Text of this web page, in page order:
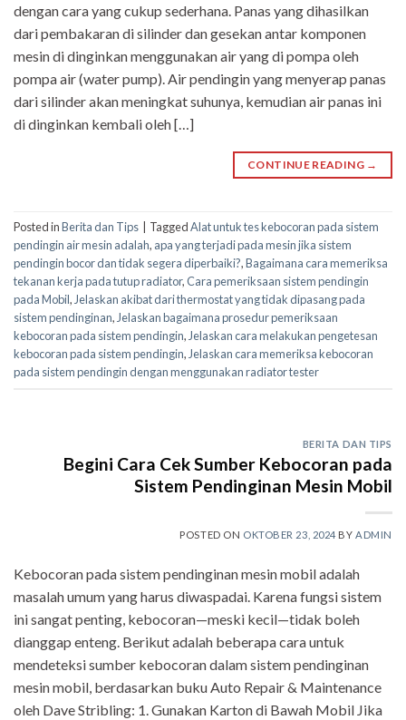
dengan cara yang cukup sederhana. Panas yang dihasilkan
dari pembakaran di silinder dan gesekan antar komponen
mesin di dinginkan menggunakan air yang di pompa oleh
pompa air (water pump). Air pendingin yang menyerap panas
dari silinder akan meningkat suhunya, kemudian air panas ini
di dinginkan kembali oleh […]
CONTINUE READING →
Posted inBerita dan Tips TaggedAlat untuk tes kebocoran pada sistem
pendingin air mesin adalah, apa yang terjadi pada mesin jika sistem
pendingin bocor dan tidak segera diperbaiki?,Bagaimana cara memeriksa
tekanan kerja pada tutup radiator,Cara pemeriksaan sistem pendingin
pada Mobil, Jelaskan akibat dari thermostat yang tidak dipasang pada
sistem pendinginan, Jelaskan bagaimana prosedur pemeriksaan
kebocoran pada sistem pendingin, Jelaskan cara melakukan pengetesan
kebocoran pada sistem pendingin, Jelaskan cara memeriksa kebocoran
pada sistem pendingin dengan menggunakan radiator tester
BERITA DAN TIPS
Begini Cara Cek Sumber Kebocoran pada
Sistem Pendinginan Mesin Mobil
POSTED ON OKTOBER 23, 2024 BYADMIN
Kebocoran pada sistem pendinginan mesin mobil adalah
masalah umum yang harus diwaspadai. Karena fungsi sistem
ini sangat penting, kebocoran—meski kecil—tidak boleh
dianggap enteng. Berikut adalah beberapa cara untuk
mendeteksi sumber kebocoran dalam sistem pendinginan
mesin mobil, berdasarkan buku Auto Repair & Maintenance
oleh Dave Stribling: 1. Gunakan Karton di Bawah Mobil Jika